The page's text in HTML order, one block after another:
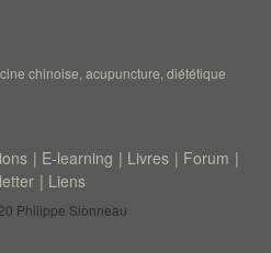
chinoise, acupuncture, diététique
E-learning Livres
Forum
Liens
Philippe Sionneau